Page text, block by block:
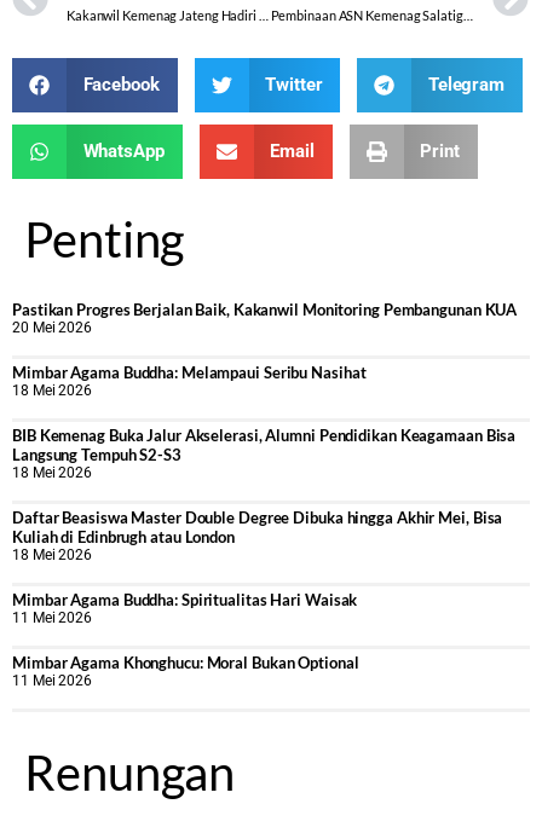
Pembinaan ASN Kemenag Salatiga oleh Sekjen Kemenag RI
Facebook Twitter Telegram
WhatsApp Email Print
Penting
Pastikan Progres Berjalan Baik, Kakanwil Monitoring Pembangunan KUA
20 Mei 2026
Mimbar Agama Buddha: Melampaui Seribu Nasihat
18 Mei 2026
BIB Kemenag Buka Jalur Akselerasi, Alumni Pendidikan Keagamaan Bisa
Langsung Tempuh S2-S3
18 Mei 2026
Daftar Beasiswa Master Double Degree Dibuka hingga Akhir Mei, Bisa
Kuliah di Edinbrugh atau London
18 Mei 2026
Mimbar Agama Buddha: Spiritualitas Hari Waisak
11 Mei 2026
Mimbar Agama Khonghucu: Moral Bukan Optional
11 Mei 2026
Renungan